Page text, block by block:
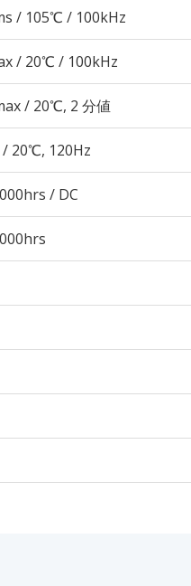
/ 105℃ / 100kHz
/ 20℃ / 100kHz
/ 20℃, 2 分値
/ 20℃, 120Hz
/ DC